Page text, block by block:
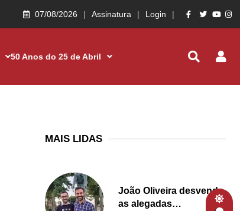
07/08/2026 Assinatura Login
50 Anos do 25 de Abril
MAIS LIDAS
João Oliveira desvenda
as alegadas